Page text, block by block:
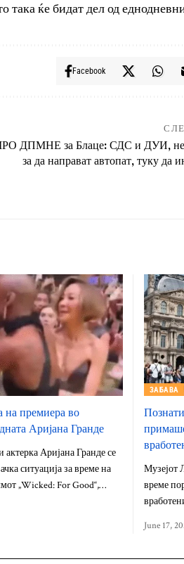
ќе бидат дел од
Facebook
ДПМНЕ за Блаце: СДС и ДУИ, не
за да направат автопат, туку да
премиера во
Аријана Гранде
актерка Аријана Гранде се
ситуација за време на
„Wicked: For Good“,…
ЗАБАВА
Музејот
време
June 17,